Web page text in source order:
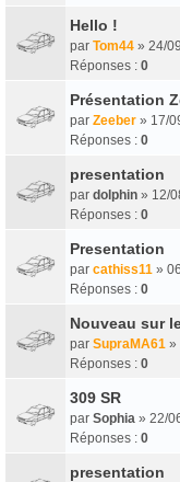
Hello !
par Tom44 » 24/
Réponses : 0
Présentation
par Zeeber » 17/
Réponses : 0
presentation
par dolphin » 12/
Réponses : 0
Presentation
par cathiss11 »
Réponses : 0
Nouveau sur
par SupraMA61 »
Réponses : 0
309 SR
par Sophia » 22/
Réponses : 0
presentation